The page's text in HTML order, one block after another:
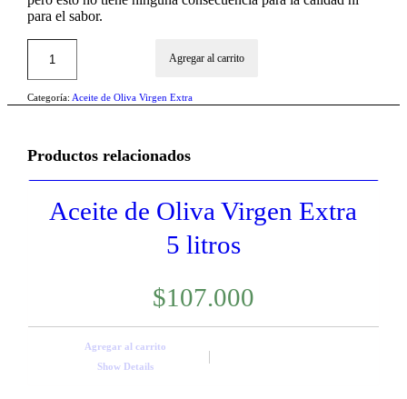
para el sabor.
Agregar al carrito
Categoría: Aceite de Oliva Virgen Extra
Productos relacionados
Aceite de Oliva Virgen Extra
5 litros
$107.000
Agregar al carrito
Show Details